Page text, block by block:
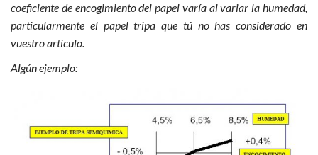
coeficiente de encogimiento del papel varía al variar la humedad,
particularmente el papel tripa que tú no has considerado en
vuestro artículo.
Algún ejemplo: